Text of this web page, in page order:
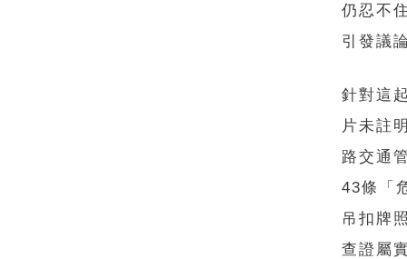
仍忍不
引發議
針對這
片未註
路交通
43條「
吊扣牌
查證屬